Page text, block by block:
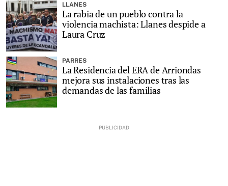
LLANES
La rabia de un pueblo contra la
violencia machista: Llanes despide a
Laura Cruz
PARRES
La Residencia del ERA de Arriondas
mejora sus instalaciones tras las
demandas de las familias